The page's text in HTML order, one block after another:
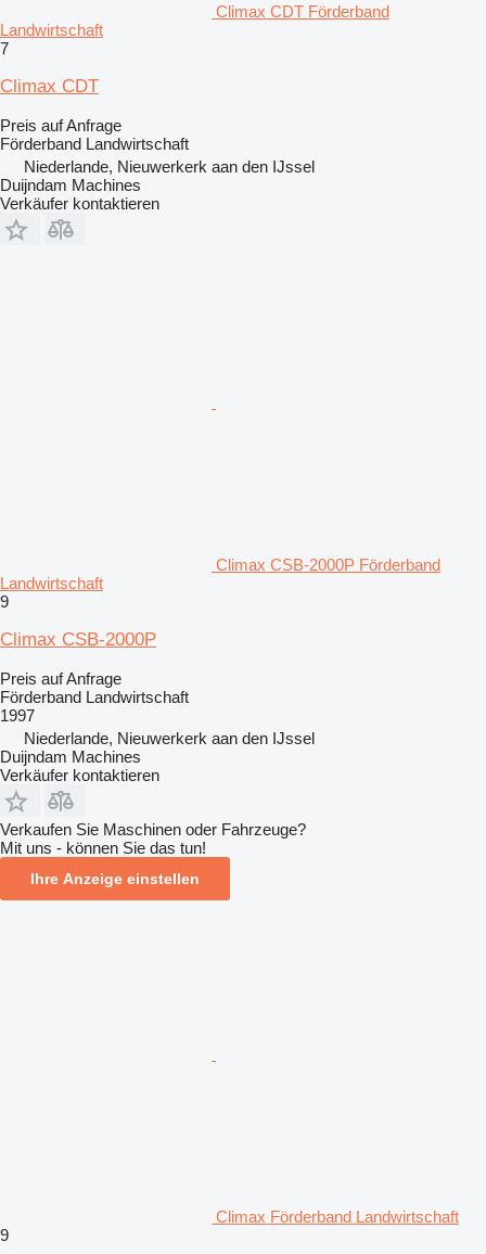
Climax CDT Förderband
Landwirtschaft
7
Climax CDT
Preis auf Anfrage
Förderband Landwirtschaft
Niederlande, Nieuwerkerk aan den IJssel
Duijndam Machines
Verkäufer kontaktieren
Climax CSB-2000P Förderband
Landwirtschaft
9
Climax CSB-2000P
Preis auf Anfrage
Förderband Landwirtschaft
1997
Niederlande, Nieuwerkerk aan den IJssel
Duijndam Machines
Verkäufer kontaktieren
Verkaufen Sie Maschinen oder Fahrzeuge?
Mit uns - können Sie das tun!
Ihre Anzeige einstellen
Climax Förderband Landwirtschaft
9